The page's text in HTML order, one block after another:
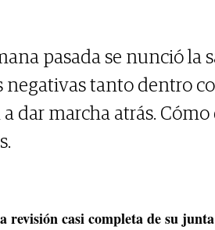
pasada se nunció la
negativas tanto dentro
dar marcha atrás.
revisión casi completa de su